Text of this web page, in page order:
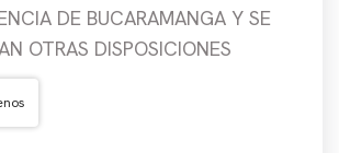
DE BUCARAMANGA Y SE
OTRAS DISPOSICIONES